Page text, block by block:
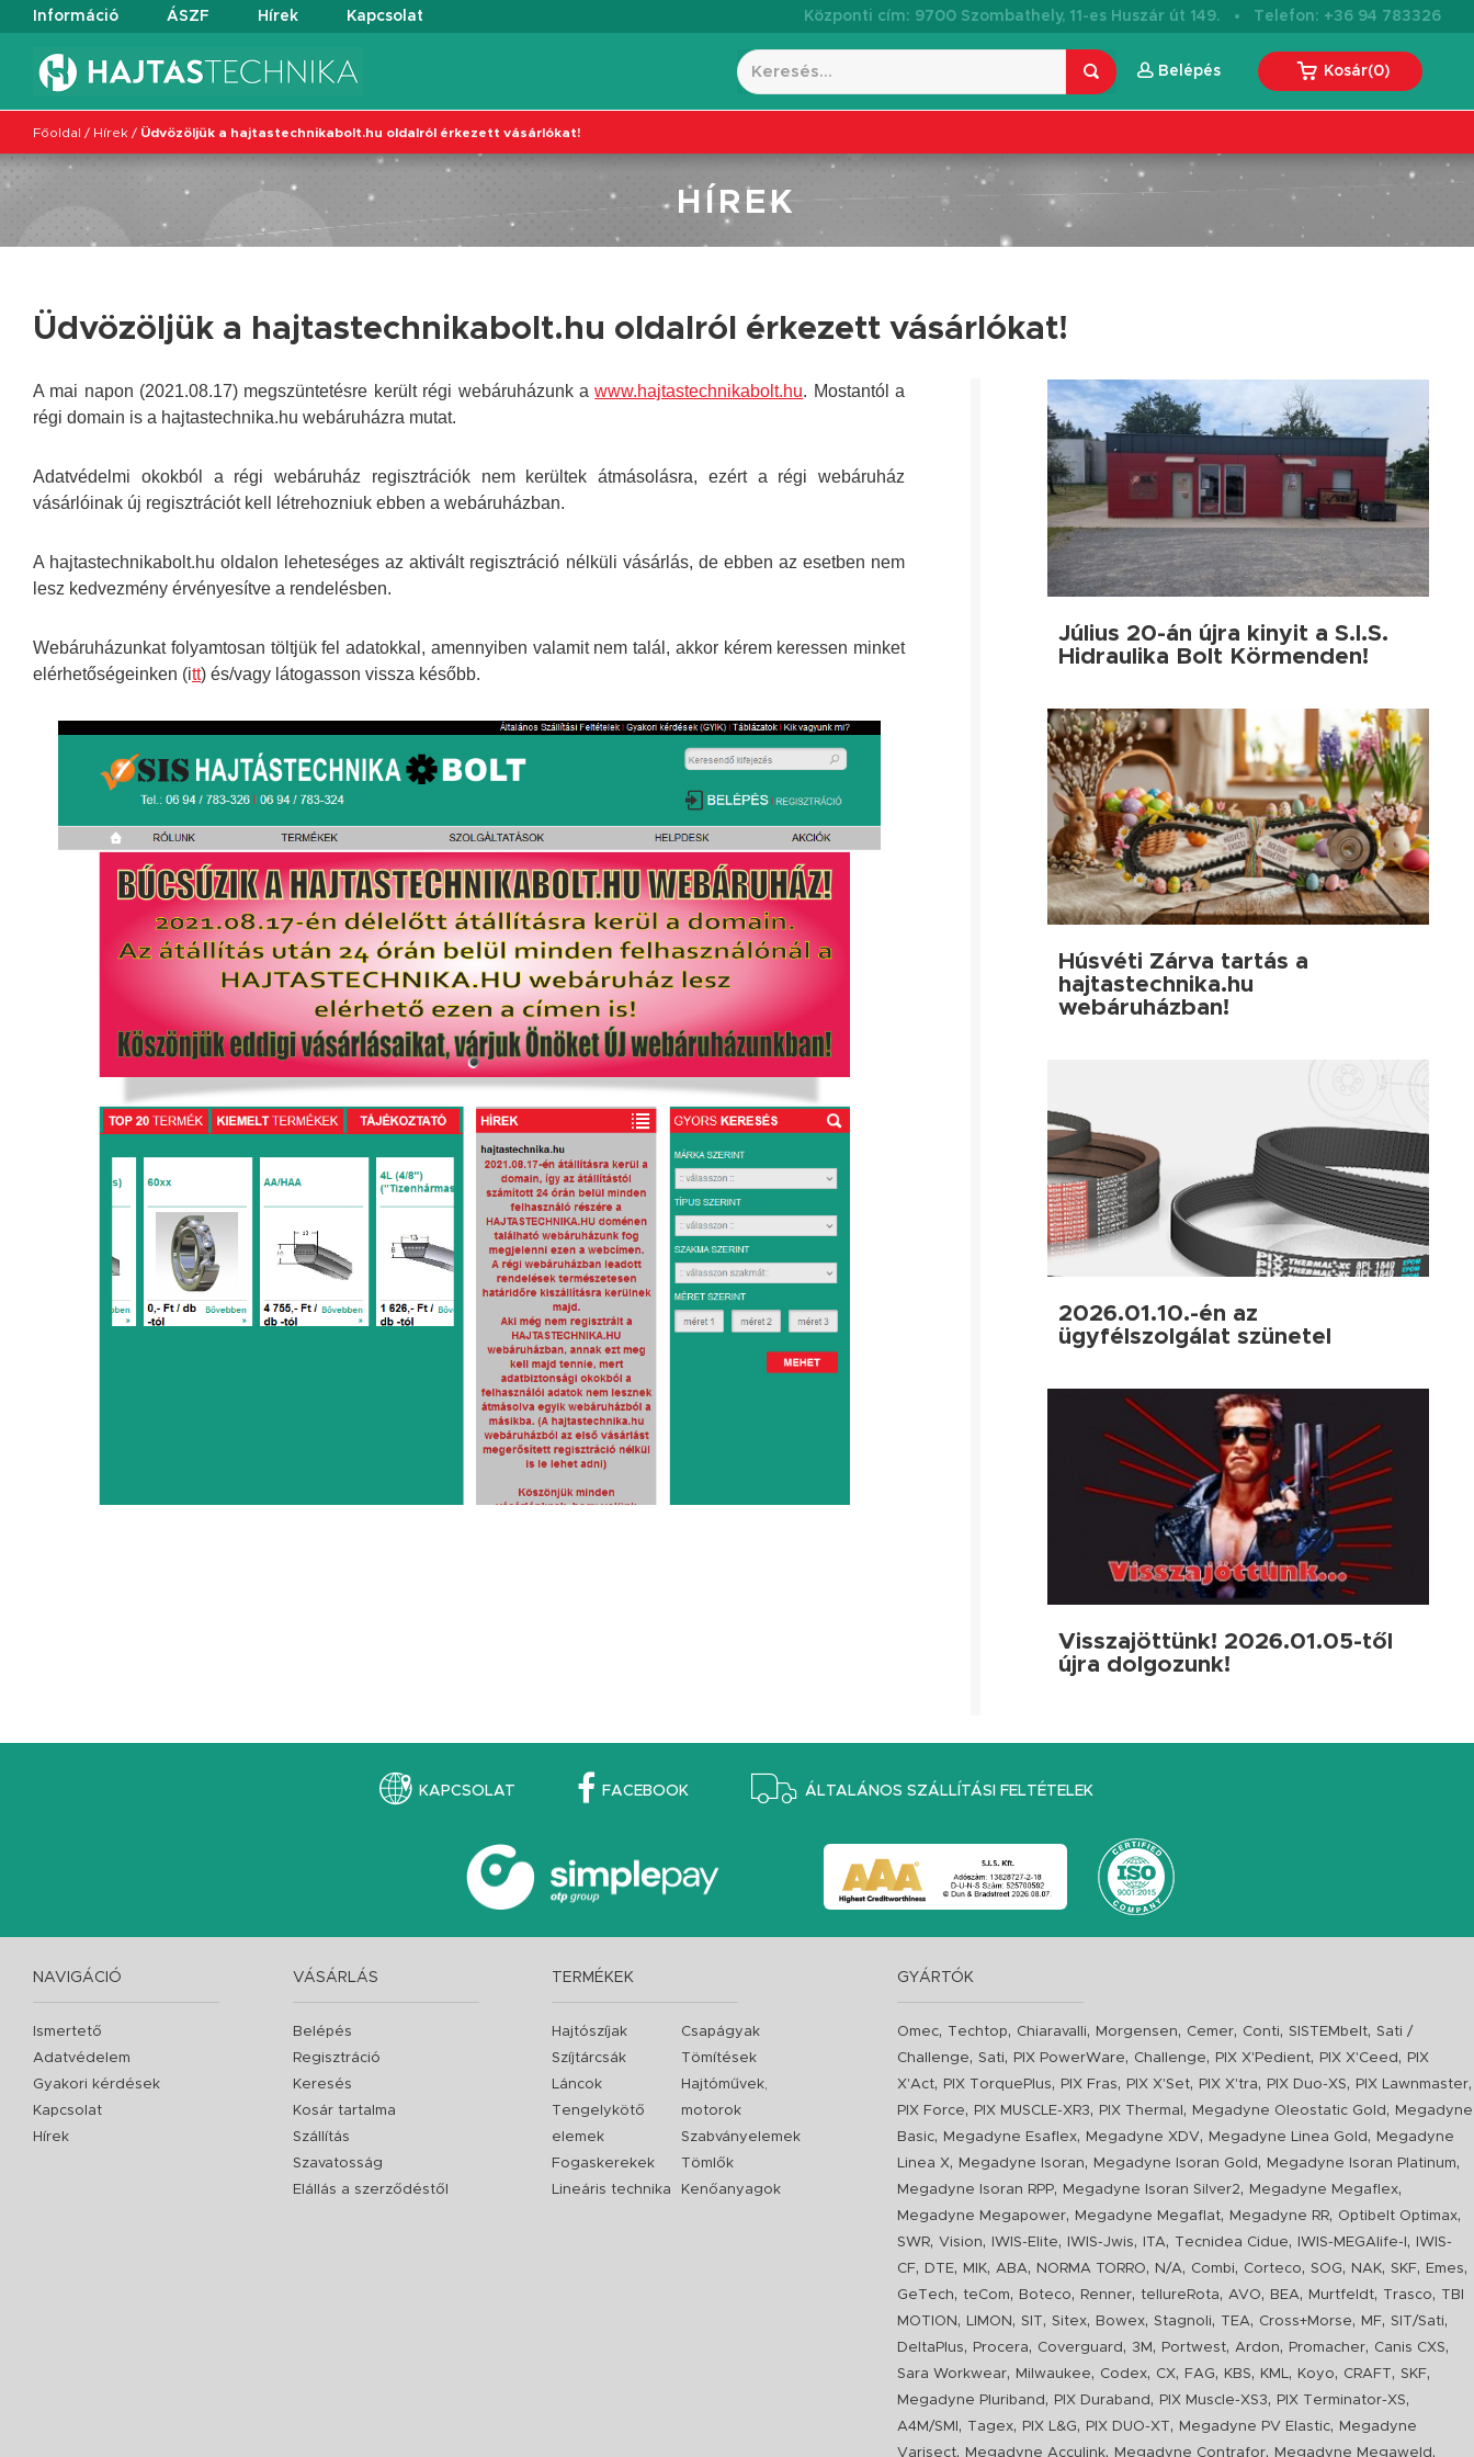
Információ ÁSZF Hírek Kapcsolat Központi cím: 9700 Szombathely, 11-es Huszár út 149. · Telefon: +36 94 783326
Belépés Kosár(0)
Főoldal / Hírek / Üdvözöljük a hajtastechnikabolt.hu oldalról érkezett vásárlókat!
HÍREK
Üdvözöljük a hajtastechnikabolt.hu oldalról érkezett vásárlókat!
A mai napon (2021.08.17) megszüntetésre került régi webáruházunk awww.hajtastechnikabolt.hu. Mostantól a
régi domain is a hajtastechnika.hu webáruházra mutat.
Adatvédelmi okokból a régi webáruház regisztrációk nem kerültek átmásolásra, ezért a régi webáruház
vásárlóinak új regisztrációt kell létrehozniuk ebben a webáruházban.
A hajtastechnikabolt.hu oldalon leheteséges az aktivált regisztráció nélküli vásárlás, de ebben az esetben nem
lesz kedvezmény érvényesítve a rendelésben.
Webáruházunkat folyamtosan töltjük fel adatokkal, amennyiben valamit nem talál, akkor kérem keressen minket
elérhetőségeinken (itt) és/vagy látogasson vissza később.
Július 20-án újra kinyit a S.I.S.
Hidraulika Bolt Körmenden!
Húsvéti Zárva tartás a
hajtastechnika.hu
webáruházban!
2026.01.10.-én az
ügyfélszolgálat szünetel
Visszajöttünk! 2026.01.05-től
újra dolgozunk!
KAPCSOLAT FACEBOOK ÁLTALÁNOS SZÁLLÍTÁSI FELTÉTELEK
NAVIGÁCIÓ
Ismertető
Adatvédelem
Gyakori kérdések
Kapcsolat
Hírek
VÁSÁRLÁS
Belépés
Regisztráció
Keresés
Kosár tartalma
Szállítás
Szavatosság
Elállás a szerződéstől
TERMÉKEK
Hajtószíjak
Szíjtárcsák
Láncok
Tengelykötő
elemek
Fogaskerekek
Lineáris technika
Csapágyak
Tömítések
Hajtóművek,
motorok
Szabványelemek
Tömlők
Kenőanyagok
GYÁRTÓK
Omec, Techtop, Chiaravalli, Morgensen, Cemer, Conti,SISTEMbelt,Sati /
Challenge,Sati, PIX PowerWare, Challenge, PIX X'Pedient, PIX X'Ceed ,
PIX
X'Act, PIX TorquePlus, PIX Fras, PIX X'Set, PIX X'tra, PIX Duo-XS, PIX Lawnmaster,
PIX Force, PIX MUSCLE-XR3, PIX Thermal , Megadyne Oleostatic Gold ,
Megadyne
Basic, Megadyne Esaflex, Megadyne XDV, Megadyne Linea Gold ,
Megadyne
Linea X, Megadyne Isoran, Megadyne Isoran Gold , Megadyne Isoran Platinum,
Megadyne Isoran RPP, Megadyne Isoran Silver2, Megadyne Megaflex,
Megadyne Megapower, Megadyne Megaflat, Megadyne RR, Optibelt Optimax,
SWR,Vision, IWIS-Elite, IWIS-Jwis, ITA, Tecnidea Cidue, IWIS-MEGAlife-I ,
IWIS-
CF, DTE, MIK, ABA, NORMA TORRO, N/A, Combi, Corteco,SOG, NAK,SKF, Emes,
GeTech, teCom, Boteco, Renner, tellureRota, AVO, BEA, Murtfeldt, Trasco, TBI
MOTION , LIMON ,SIT,Sitex, Bowex,Stagnoli, TEA, Cross+Morse, MF,SIT/Sati,
DeltaPlus, Procera, Coverguard , 3M , Portwest, Ardon, Promacher, Canis CXS,
Sara Workwear, Milwaukee, Codex, CX, FAG, KBS, KML, Koyo, CRAFT,SKF,
Megadyne Pluriband , PIX Duraband , PIX Muscle-XS3, PIX Terminator-XS,
A4M/SMI , Tagex, PIX L&G, PIX DUO-XT, Megadyne PV Elastic,
Megadyne
Varisect, Megadyne Acculink, Megadyne Contrafor, Megadyne Megaweld ,